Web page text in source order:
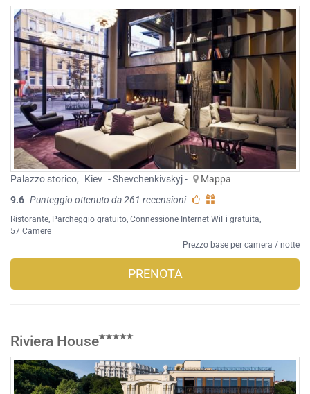
Palazzo storico, Kiev - Shevchenkivskyj -
Mappa
9.6 Punteggio ottenuto da 261 recensioni
Ristorante Parcheggio gratuito Connessione Internet WiFi gratuita
57 Camere
Prezzo base per camera / notte
PRENOTA
Riviera House